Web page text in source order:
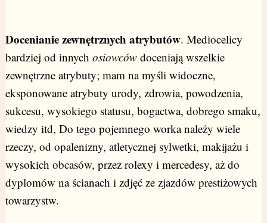
Docenianie zewnętrznych atrybutów. Mediocelicy
bardziej od innych osiowcówdoceniają wszelkie
zewnętrzne atrybuty; mam na myśli widoczne,
eksponowane atrybuty urody, zdrowia, powodzenia,
sukcesu, wysokiego statusu, bogactwa, dobrego smaku,
wiedzy itd, Do tego pojemnego worka należy wiele
rzeczy, od opalenizny, atletycznej sylwetki, makijażu i
wysokich obcasów, przez rolexy i mercedesy, aż do
dyplomów na ścianach i zdjęć ze zjazdów prestiżowych
towarzystw.